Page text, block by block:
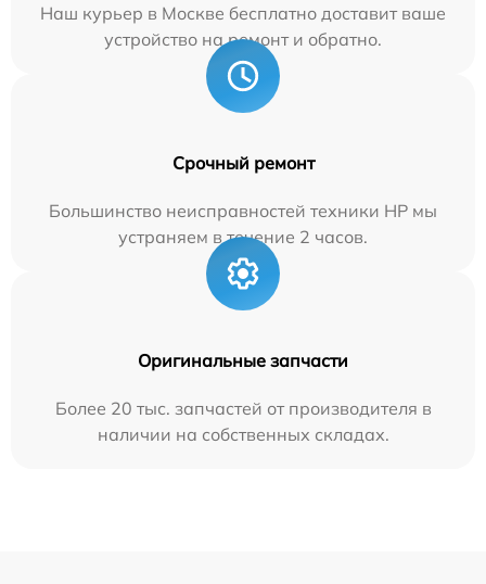
Наш курьер в Москве бесплатно доставит ваше
устройство на ремонт и обратно.
Срочный ремонт
Большинство неисправностей техники HP мы
устраняем в течение 2 часов.
Оригинальные запчасти
Более 20 тыс. запчастей от производителя в
наличии на собственных складах.